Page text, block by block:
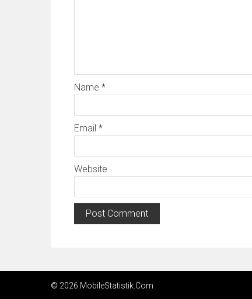
Name *
Email *
Website
© 2026 MobileStatistik.Com